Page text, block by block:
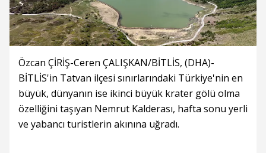
Özcan ÇİRİŞ-Ceren ÇALIŞKAN/BİTLİS, (DHA)-
BİTLİS'in Tatvan ilçesi sınırlarındaki Türkiye'nin en
büyük, dünyanın ise ikinci büyük krater gölü olma
özelliğini taşıyan Nemrut Kalderası, hafta sonu yerli
ve yabancı turistlerin akınına uğradı.